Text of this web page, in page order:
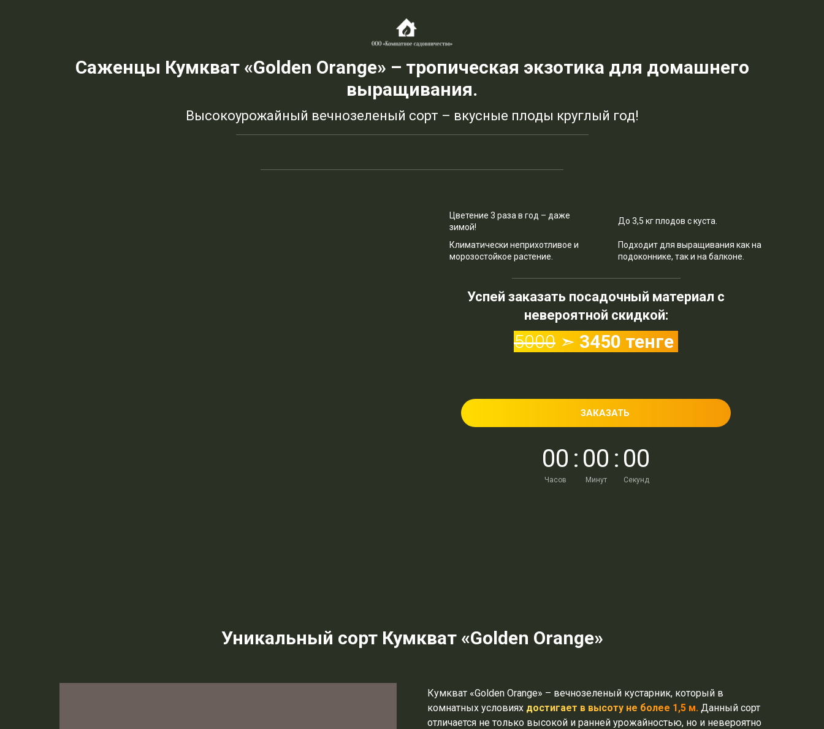
Саженцы Кумкват «Golden Orange» – тропическая экзотика для домашнего
выращивания.
Высокоурожайный вечнозеленый сорт – вкусные плоды круглый год!
Цветение 3 раза в год – даже
зимой!
До 3,5 кг плодов с куста.
Климатически неприхотливое и
морозостойкое растение.
Подходит для выращивания как на
подоконнике, так и на балконе.
Успей заказать посадочный материал с
невероятной скидкой:
5000 ➣ 3450 тенге
ЗАКАЗАТЬ
00
Часов
: 00
Минут
: 00
Секунд
Уникальный сорт Кумкват «Golden Orange»
Кумкват «Golden Orange» – вечнозеленый кустарник, который в
комнатных условиях достигает в высоту не более 1,5 м. Данный сорт
отличается не только высокой и ранней урожайностью, но и невероятно